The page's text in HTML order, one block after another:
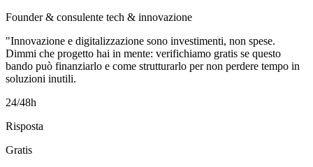
Founder & consulente tech & innovazione
"Innovazione e digitalizzazione sono investimenti, non spese.
Dimmi che progetto hai in mente: verifichiamo gratis se questo
bando può finanziarlo e come strutturarlo per non perdere tempo in
soluzioni inutili.
24/48h
Risposta
Gratis